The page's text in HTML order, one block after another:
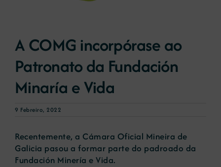
Portal de emprego
Contacto
A COMG incorpórase ao
Patronato da Fundación
Minaría e Vida
9 Febreiro, 2022
Recentemente, a Cámara Oficial Mineira de
Galicia pasou a formar parte do padroado da
Fundación Minería e Vida.